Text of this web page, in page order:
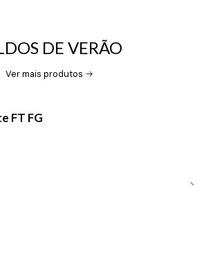
DE VERÃO
Ver mais produtos
FT FG